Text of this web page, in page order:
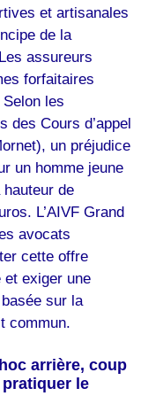
et artisanales
de la
assureurs
forfaitaires
les
des Cours d’appel
un préjudice
un homme jeune
de
L’AIVF Grand
avocats
cette offre
et exiger une
sur la
commun.
arrière, coup
le